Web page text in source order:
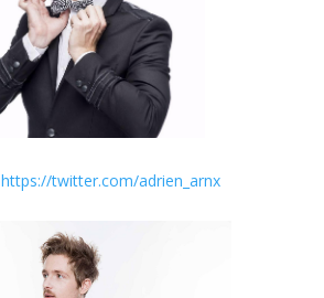
https://twitter.com/adrien_arnx